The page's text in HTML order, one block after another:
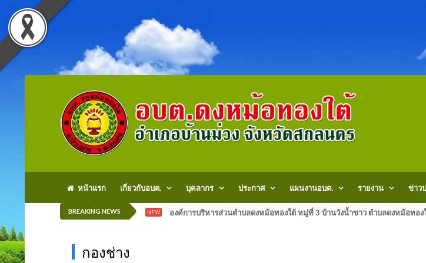
หน้าแรก เกี่ยวกับอบต. บุคลากร ประกาศ แผนงานอบต. รายงาน ข่าว
BREAKING NEWS NEW องค์การบริหารส่วนตำบลดงหม้อทองใต้ หมู่ที่ 3 บ้านวังน้ำขาว ตำบลดงหม้อท
กองช่าง